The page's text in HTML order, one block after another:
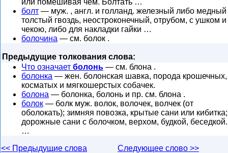
или помешивая чем. Болтать …
болт — муж. , англ. и голланд. железный либо медный
толстый гвоздь, неостроконечный, отрубом, с ушком и
чекою, либо для накладки гайки …
болочина — см. болок .
Предыдущие толкования слова:
Что означает болонь — см. блона .
болонка — жен. болонская шавка, порода крошечных,
косматых и мягкошерстых собачек.
болона — болонка, болонь и пр. см. блона .
болок — болк муж. волок, волочек, волчек (от
оболокать); зимняя повозка, крытые сани или кибитка;
дорожные сани с болочком, верхом, будкой, беседкой.
…
<< Предыдущие слова
Следующее слово >>